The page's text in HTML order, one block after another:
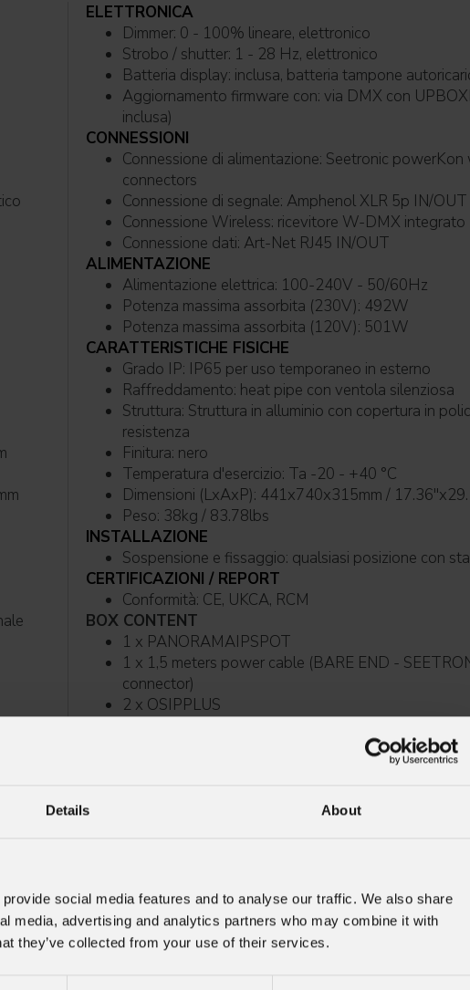
Details About
social media features and to analyse our traffic. We also share
media, advertising and analytics partners who may combine it with
they’ve collected from your use of their services.
ELETTRONICA
Dimmer: 0 - 100% lineare, elettronico
Strobo / shutter: 1 - 28 Hz, elettronico
Batteria display: inclusa, batteria tampone
Aggiornamento firmware con: via DMX con UPBOXPRO/UPBOX2 (non
inclusa)
CONNESSIONI
Connessione di alimentazione: Seetronic powerKon waterproof IN/OUT
connectors
Connessione di segnale: Amphenol XLR 5p
Connessione Wireless: ricevitore W-DMX integrato
Connessione dati: Art-Net RJ45 IN/OUT
ALIMENTAZIONE
Alimentazione elettrica: 100-240V - 50/60Hz
Potenza massima assorbita (230V): 492W
Potenza massima assorbita (120V): 501W
CARATTERISTICHE FISICHE
Grado IP: IP65 per uso temporaneo in esterno
Raffreddamento: heat pipe con ventola silenziosa
Struttura: Struttura in alluminio con copertura in policarbonato ad alta
resistenza
Finitura: nero
Temperatura d'esercizio: Ta -20 - +40 °C
Dimensioni (LxAxP): 441x740x315mm /
Peso: 38kg / 83.78lbs
INSTALLAZIONE
Sospensione e fissaggio: qualsiasi
CERTIFICAZIONI / REPORT
Conformità: CE, UKCA, RCM
BOX CONTENT
1 x PANORAMAIPSPOT
1 x 1,5 meters power cable (BARE END -
connector)
2 x OSIPPLUS